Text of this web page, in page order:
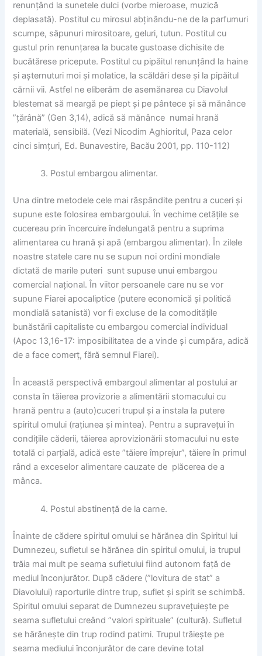
renunțând la sunetele dulci (vorbe mieroase, muzică
deplasată). Postitul cu mirosul abținându-ne de la parfumuri
scumpe, săpunuri mirositoare, geluri, tutun. Postitul cu
gustul prin renunțarea la bucate gustoase dichisite de
bucătărese pricepute. Postitul cu pipăitul renunțând la haine
și așternuturi moi și molatice, la scăldări dese și la pipăitul
cărnii vii. Astfel ne eliberăm de asemănarea cu Diavolul
blestemat să meargă pe piept și pe pântece și să mănânce
”țărână” (Gen 3,14), adică să mănânce numai hrană
materială, sensibilă. (Vezi Nicodim Aghioritul, Paza celor
cinci simțuri, Ed. Bunavestire, Bacău 2001, pp. 110-112)
Postul embargou alimentar.
Una dintre metodele cele mai răspândite pentru a cuceri și
supune este folosirea embargoului. În vechime cetățile se
cucereau prin încercuire îndelungată pentru a suprima
alimentarea cu hrană și apă (embargou alimentar). În zilele
noastre statele care nu se supun noi ordini mondiale
dictată de marile puteri sunt supuse unui embargou
comercial național. În viitor persoanele care nu se vor
supune Fiarei apocaliptice (putere economică și politică
mondială satanistă) vor fi excluse de la comoditățile
bunăstării capitaliste cu embargou comercial individual
(Apoc 13,16-17: imposibilitatea de a vinde și cumpăra, adică
de a face comerț, fără semnul Fiarei).
În această perspectivă embargoul alimentar al postului ar
consta în tăierea provizorie a alimentării stomacului cu
hrană pentru a (auto)cuceri trupul și a instala la putere
spiritul omului (rațiunea și mintea). Pentru a supravețui în
condițiile căderii, tăierea aprovizionării stomacului nu este
totală ci parțială, adică este ”tăiere împrejur”, tăiere în primul
rând a exceselor alimentare cauzate de plăcerea de a
mânca.
Postul abstinență de la carne.
Înainte de cădere spiritul omului se hărănea din Spiritul lui
Dumnezeu, sufletul se hărănea din spiritul omului, ia trupul
trăia mai mult pe seama sufletului fiind autonom față de
mediul înconjurător. După cădere (”lovitura de stat” a
Diavolului) raporturile dintre trup, suflet și spirit se schimbă.
Spiritul omului separat de Dumnezeu supravețuiește pe
seama sufletului creând ”valori spirituale” (cultură). Sufletul
se hărănește din trup rodind patimi. Trupul trăiește pe
seama mediului înconjurător de care devine total